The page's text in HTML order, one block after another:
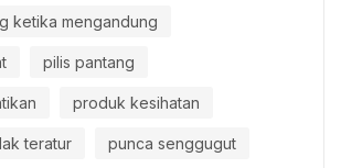
ketika mengandung
pilis pantang
produk kesihatan
teratur punca senggugut